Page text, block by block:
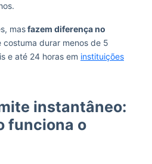
masfazem diferença no
costuma durar menos de 5
e até 24 horas em instituições
instantâneo:
funciona o